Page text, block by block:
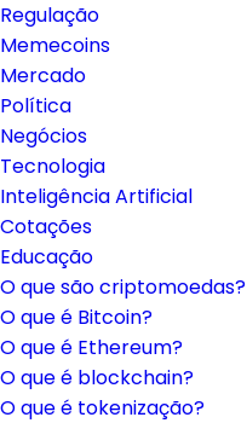
Regulação
Memecoins
Mercado
Política
Negócios
Tecnologia
Inteligência Artificial
Cotações
Educação
O que são criptomoedas?
O que é Bitcoin?
O que é Ethereum?
O que é blockchain?
O que é tokenização?